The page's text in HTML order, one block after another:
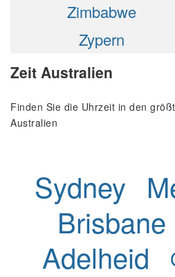
Zimbabwe
Zypern
Zeit Australien
Finden Sie die Uhrzeit in den
Australien
Sydney
Brisbane
Adelheid